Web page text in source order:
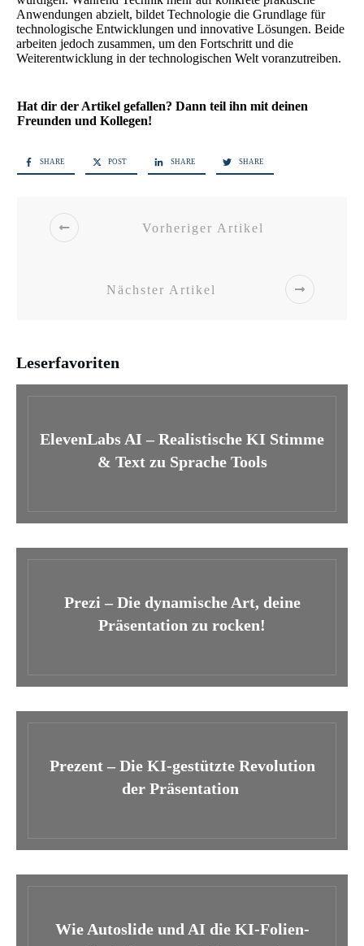
Anwendungen abzielt, bildet Technologie die Grundlage für
technologische Entwicklungen und innovative Lösungen. Beide
arbeiten jedoch zusammen, um den Fortschritt und die
Weiterentwicklung in der technologischen Welt voranzutreiben.
Hat dir der Artikel gefallen? Dann teil ihn mit deinen
Freunden und Kollegen!
SHARE POST SHARE SHARE
Vorheriger Artikel
Nächster Artikel
Leserfavoriten
ElevenLabs AI – Realistische KI Stimme
& Text zu Sprache Tools
Prezi – Die dynamische Art, deine
Präsentation zu rocken!
Prezent – Die KI-gestützte Revolution
der Präsentation
Wie Autoslide und AI die KI-Folien-